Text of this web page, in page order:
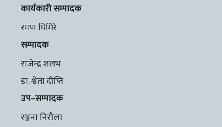
कार्यकारी सम्पादक
रमण घिमिरे
सम्पादक
राजेन्द्र शलभ
डा. श्वेता दीप्ति
उप–सम्पादक
रञ्जना निरौला